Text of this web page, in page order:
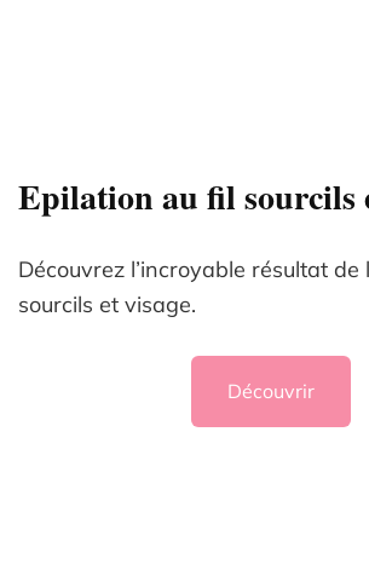
Epilation au fil sourcils
Découvrez l’incroyable résultat de
sourcils et visage.
Découvrir